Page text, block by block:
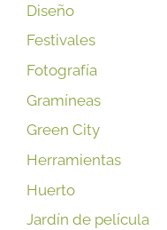
Diseño
Festivales
Fotografía
Gramíneas
Green City
Herramientas
Huerto
Jardín de película